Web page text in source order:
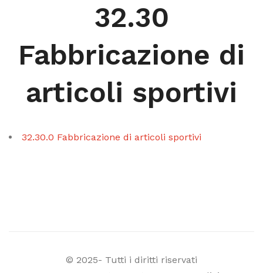
32.30
Fabbricazione di
articoli sportivi
32.30.0 Fabbricazione di articoli sportivi
© 2025- Tutti i diritti riservati